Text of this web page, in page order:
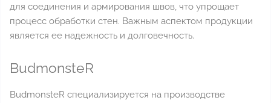
для соединения и армирования швов, что упрощает
процесс обработки стен. Важным аспектом продукции
является ее надежность и долговечность.
BudmonsteR
BudmonsteR специализируется на производстве